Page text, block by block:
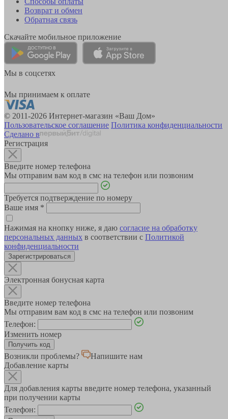
Возврат и обмен
Обратная связь
Скачайте мобильное приложение
Мы в соцсетях
Мы принимаем к оплате
© 2011-2026 Интернет-магазин «Ваш Дом»
Пользовательское соглашение Политика конфиденциальности
Сделано в
Регистрация
Введите номер телефона
Мы отправим вам код в смс на телефон или позвоним
Требуется подтверждение по номеру
Ваше имя *
Нажимая на кнопку ниже, я даю согласие на обработку
персональных данных в соответствии с Политикой
конфиденциальности
Зарегистрироваться
Электронная бонусная карта
Введите номер телефона
Мы отправим вам код в смс на телефон или позвоним
Телефон:
Изменить номер
Возникли проблемы?
Напишите нам
Добавление карты
Для добавления карты введите номер телефона, указанный
при получении карты
Телефон: